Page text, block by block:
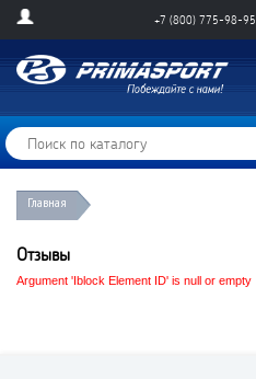
+7 (800) 775-98-95
Главная
Отзывы
Argument 'Iblock Element ID' is null or empty